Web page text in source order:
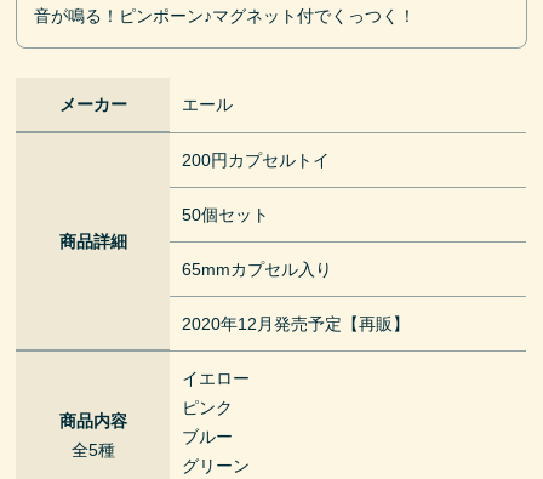
音が鳴る！ピンポーン♪マグネット付でくっつく！
メーカー エール
商品詳細
200円カプセルトイ
50個セット
65mmカプセル入り
2020年12月発売予定【再販】
商品内容
全5種
イエロー
ピンク
ブルー
グリーン